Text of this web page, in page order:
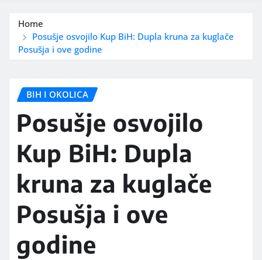
Home
Posušje osvojilo Kup BiH: Dupla kruna za kuglače
Posušja i ove godine
BIH I OKOLICA
Posušje osvojilo
Kup BiH: Dupla
kruna za kuglače
Posušja i ove
godine